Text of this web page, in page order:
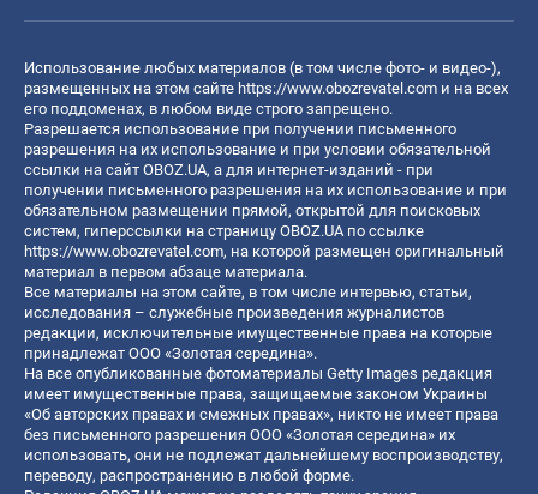
Использование любых материалов (в том числе фото- и видео-),
размещенных на этом сайте https://www.obozrevatel.com и на всех
его поддоменах, в любом виде строго запрещено.
Разрешается использование при получении письменного
разрешения на их использование и при условии обязательной
ссылки на сайт OBOZ.UA, а для интернет-изданий - при
получении письменного разрешения на их использование и при
обязательном размещении прямой, открытой для поисковых
систем, гиперссылки на страницу OBOZ.UA по ссылке
https://www.obozrevatel.com, на которой размещен оригинальный
материал в первом абзаце материала.
Все материалы на этом сайте, в том числе интервью, статьи,
исследования – служебные произведения журналистов
редакции, исключительные имущественные права на которые
принадлежат ООО «Золотая середина».
На все опубликованные фотоматериалы Getty Images редакция
имеет имущественные права, защищаемые законом Украины
«Об авторских правах и смежных правах», никто не имеет права
без письменного разрешения ООО «Золотая середина» их
использовать, они не подлежат дальнейшему воспроизводству,
переводу, распространению в любой форме.